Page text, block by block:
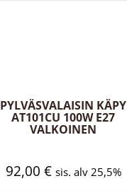
PYLVÄSVALAISIN KÄPY
AT101CU 100W E27
VALKOINEN
92,00 € sis. alv 25,5%